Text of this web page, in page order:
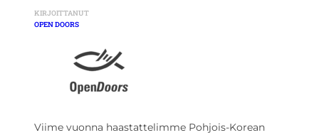
KIRJOITTANUT
OPEN DOORS
Viime vuonna haastattelimme Pohjois-Korean